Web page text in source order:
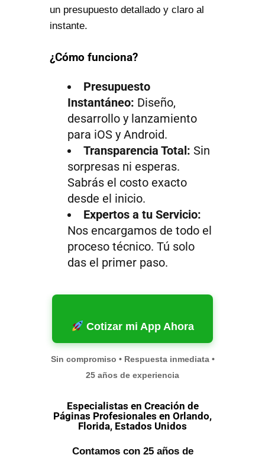
un presupuesto detallado y claro al
instante.
¿Cómo funciona?
Presupuesto
Instantáneo: Diseño,
desarrollo y lanzamiento
para iOS y Android.
Transparencia Total: Sin
sorpresas ni esperas.
Sabrás el costo exacto
desde el inicio.
Expertos a tu Servicio:
Nos encargamos de todo el
proceso técnico. Tú solo
das el primer paso.
Cotizar mi App Ahora
Sin compromiso • Respuesta inmediata •
25 años de experiencia
Especialistas en Creación de
Páginas Profesionales en Orlando,
Florida, Estados Unidos
Contamos con 25 años de